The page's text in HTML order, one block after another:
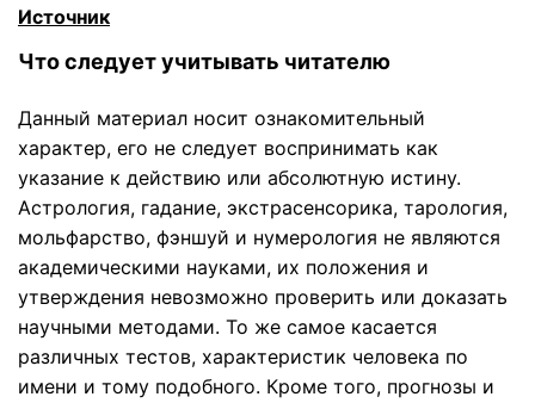
Источник
Что следует учитывать читателю
Данный материал носит ознакомительный
характер, его не следует воспринимать как
указание к действию или абсолютную истину.
Астрология, гадание, экстрасенсорика, тарология,
мольфарство, фэншуй и нумерология не являются
академическими науками, их положения и
утверждения невозможно проверить или доказать
научными методами. То же самое касается
различных тестов, характеристик человека по
имени и тому подобного. Кроме того, прогнозы и